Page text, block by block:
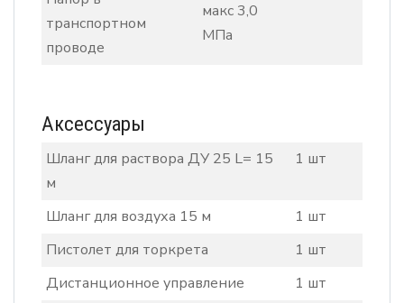
транспортном
проводе
макс 3,0
МПа
Аксессуары
Шланг для раствора ДУ 25 L= 15
м
1 шт
Шланг для воздуха 15 м
1 шт
Пистолет для торкрета
1 шт
Дистанционное управление
1 шт